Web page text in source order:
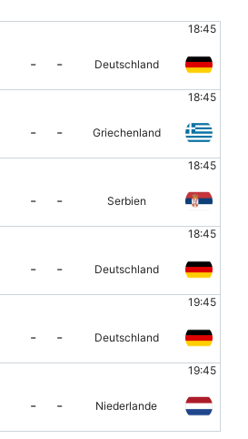
18:45
- - Deutschland
18:45
- - Griechenland
18:45
- - Serbien
18:45
- - Deutschland
19:45
- - Deutschland
19:45
- - Niederlande